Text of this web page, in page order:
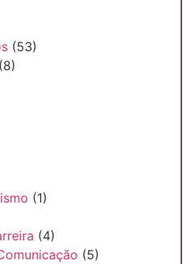
(53)
(8)
(1)
(4)
(5)